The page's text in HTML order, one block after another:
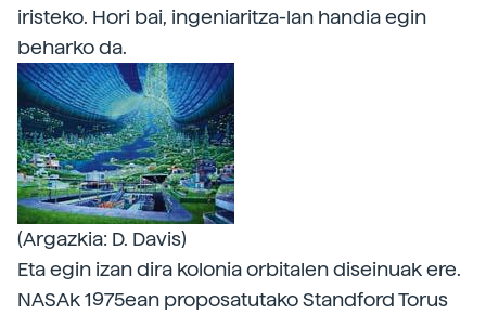
iristeko. Hori bai, ingeniaritza-lan handia egin
beharko da.
(Argazkia: D. Davis)
Eta egin izan dira kolonia orbitalen diseinuak ere.
NASAk 1975ean proposatutako Standford Torus